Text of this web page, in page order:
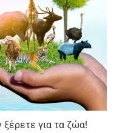
για τα ζώα!